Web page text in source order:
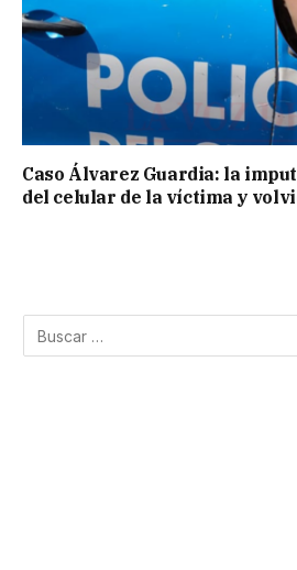
Caso Álvarez Guardia: la
del celular de la víctima y